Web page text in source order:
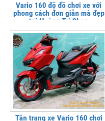
Vario 160 độ đồ chơi xe với
phong cách đơn giản mà đẹp
tại Hoàng Trí Shop
Tân trang xe Vario 160 chơi